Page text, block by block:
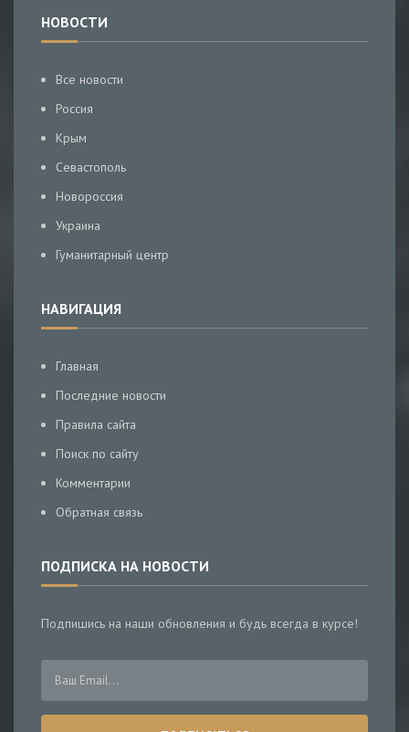
НОВОСТИ
Все новости
Россия
Крым
Севастополь
Новороссия
Украина
Гуманитарный центр
НАВИГАЦИЯ
Главная
Последние новости
Правила сайта
Поиск по сайту
Комментарии
Обратная связь
ПОДПИСКА НА НОВОСТИ
Подпишись на наши обновления и будь всегда в курсе!